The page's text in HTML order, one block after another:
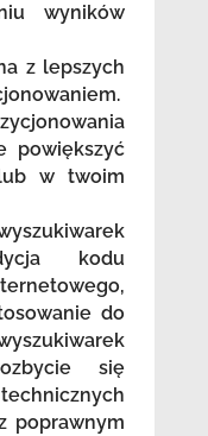
wyników
z lepszych
powiększyć
w twoim
kodu
do
się
poprawnym